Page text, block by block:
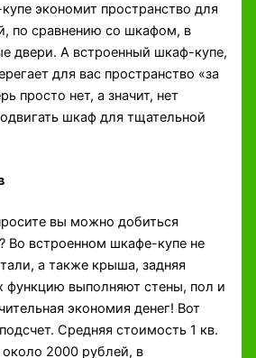
экономит пространство для
по сравнению со шкафом, в
двери. А встроенный шкаф-купе,
для вас пространство «за
просто нет, а значит, нет
шкаф для тщательной
вы можно добиться
Во встроенном шкафе-купе не
а также крыша, задняя
функцию выполняют стены, пол и
экономия денег! Вот
Средняя стоимость 1 кв.
2000 рублей, в